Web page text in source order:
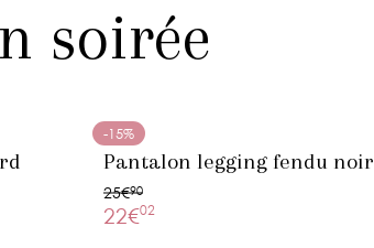
soirée
-15%
Pantalon legging fendu noir
25€90
22€02